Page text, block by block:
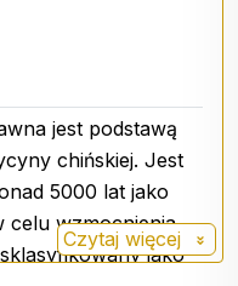
z 30%
βeta i D-
Agrolab pod
aktywnych.
ze
immunostymulujące.
jest podstawą
chińskiej. Jest
5000 lat jako
celu wzmocnienia
jako
Czytaj więcej